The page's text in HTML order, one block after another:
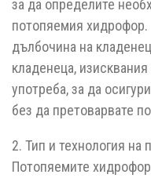
за да определите
потопяемия
дълбочина на
кладенеца,
употреба, за да
без да претоварвате
2. Тип и технология на
Потопяемите